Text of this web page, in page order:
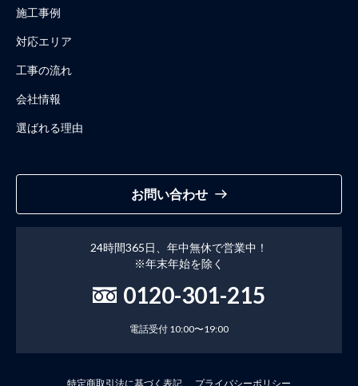
施工事例
対応エリア
工事の流れ
会社情報
選ばれる理由
お問い合わせ
24時間365日、年中無休で営業中！
※年末年始を除く
0120-301-215
電話受付 10:00〜19:00
特定商取引法に基づく表記 プライバシーポリシー